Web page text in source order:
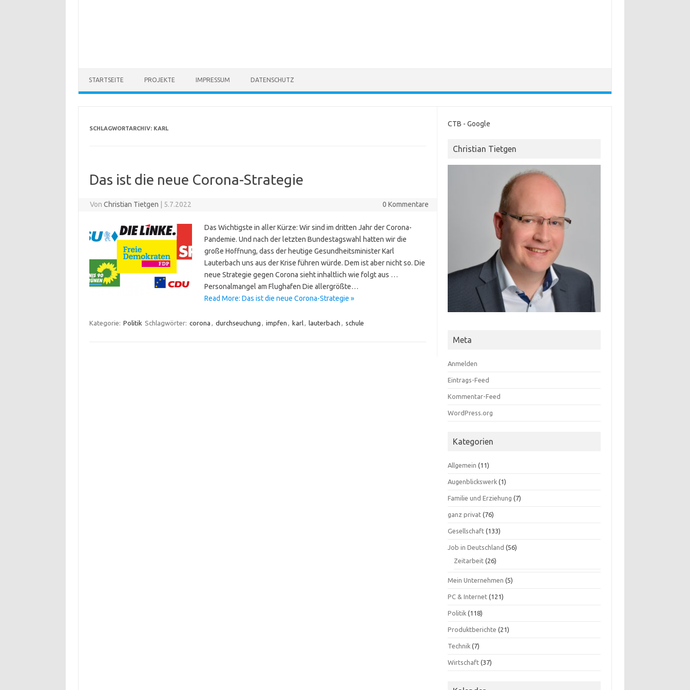
STARTSEITE PROJEKTE IMPRESSUM DATENSCHUTZ
SCHLAGWORTARCHIV: KARL
Das ist die neue Corona-Strategie
VonChristian Tietgen 5.7.2022 0 Kommentare
Das Wichtigste in aller Kürze: Wir sind im dritten Jahr der Corona-
Pandemie. Und nach der letzten Bundestagswahl hatten wir die
große Hoffnung, dass der heutige Gesundheitsminister Karl
Lauterbach uns aus der Krise führen würde. Dem ist aber nicht so. Die
neue Strategie gegen Corona sieht inhaltlich wie folgt aus …
Personalmangel am Flughafen Die allergrößte…
Read More: Das ist die neue Corona-Strategie »
Kategorie: Politik Schlagwörter: corona , durchseuchung , impfen , karl, lauterbach , schule
CTB - Google
Christian Tietgen
Meta
Anmelden
Eintrags-Feed
Kommentar-Feed
WordPress.org
Kategorien
Allgemein (11)
Augenblickswerk (1)
Familie und Erziehung (7)
ganz privat (76)
Gesellschaft (133)
Job in Deutschland (56)
Zeitarbeit (26)
Mein Unternehmen (5)
PC & Internet (121)
Politik (118)
Produktberichte (21)
Technik (7)
Wirtschaft (37)